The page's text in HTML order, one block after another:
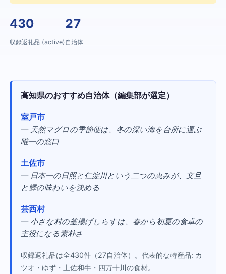
430
収録返礼品 (active)
27
自治体
高知県のおすすめ自治体（編集部が選定）
室戸市
— 天然マグロの季節便は、冬の深い海を台所に運ぶ
唯一の窓口
土佐市
— 日本一の日照と仁淀川という二つの恵みが、文旦
と鰹の味わいを決める
芸西村
— 小さな村の釜揚げしらすは、春から初夏の食卓の
主役になる素朴さ
収録返礼品は全430件（27自治体）。代表的な特産品: カ
ツオ・ゆず・土佐和牛・四万十川の食材。